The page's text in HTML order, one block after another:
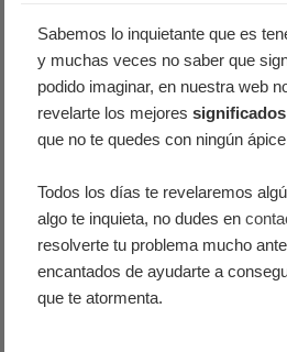
Sabemos lo inquietante que es
y muchas veces no saber que
podido imaginar, en nuestra web
revelarte los mejores
que no te quedes con ningún
Todos los días te revelaremos
algo te inquieta, no dudes en
resolverte tu problema mucho
encantados de ayudarte a
que te atormenta.